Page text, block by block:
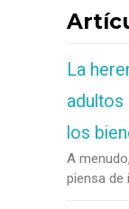
La
adultos
los
A
piensa de